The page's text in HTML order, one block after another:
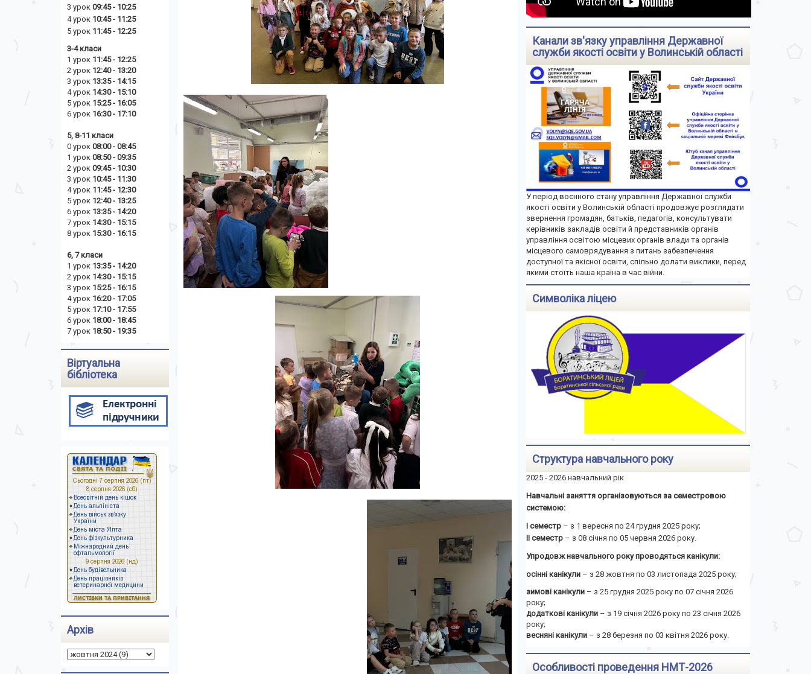
3 урок 09:45 - 10:25
4 урок 10:45 - 11:25
5 урок 11:45 - 12:25
3-4 класи
1 урок 11:45 - 12:25
2 урок 12:40 - 13:20
3 урок 13:35 - 14:15
4 урок 14:30 - 15:10
5 урок 15:25 - 16:05
6 урок 16:30 - 17:10
5, 8-11 класи
0 урок 08:00 - 08:45
1 урок 08:50 - 09:35
2 урок 09:45 - 10:30
3 урок 10:45 - 11:30
4 урок 11:45 - 12:30
5 урок 12:40 - 13:25
6 урок 13:35 - 14:20
7 урок 14:30 - 15:15
8 урок 15:30 - 16:15
6, 7 класи
1 урок 13:35 - 14:20
2 урок 14:30 - 15:15
3 урок 15:25 - 16:15
4 урок 16:20 - 17:05
5 урок 17:10 - 17:55
6 урок 18:00 - 18:45
7 урок 18:50 - 19:35
Віртуальна
бібліотека
Архів
Канали зв'язку управління Державної
служби якості освіти у Волинській області
У період воєнного стану управління Державної служби
якості освіти у Волинській області продовжує розглядати
звернення громадян, батьків, педагогів, консультувати
керівників закладів освіти й представників органів
управління освітою місцевих органів влади та органів
місцевого самоврядування з питань забезпечення
доступної та якісної освіти, спільно долати виклики, перед
якими стоїть наша країна в час війни.
Символіка ліцею
Структура навчального року
2025 - 2026 навчальний рік
Навчальні заняття організовуються за семестровою
системою:
І семестр– з 1 вересня по 24 грудня 2025 року;
ІІ семестр– з 08 січня по 05 червня 2026 року.
Упродовж навчального року проводяться канікули:
осінні канікули– з 28 жовтня по 03 листопада 2025 року;
зимові канікули– з 25 грудня 2025 року по 07 січня 2026
року;
додаткові канікули– з 19 січня 2026 року по 23 січня 2026
року;
весняні канікули– з 28 березня по 03 квітня 2026 року.
Особливості проведення НМТ-2026